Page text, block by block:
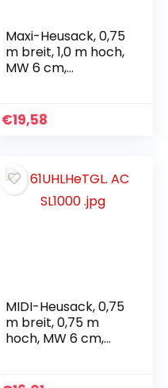
Maxi-Heusack, 0,75
m breit, 1,0 m hoch,
MW 6 cm,
€19,58
MIDI-Heusack, 0,75
m breit, 0,75 m
hoch, MW 6 cm,